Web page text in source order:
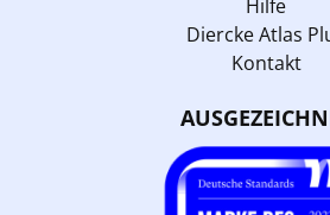
Hilfe
Diercke Atlas
Kontakt